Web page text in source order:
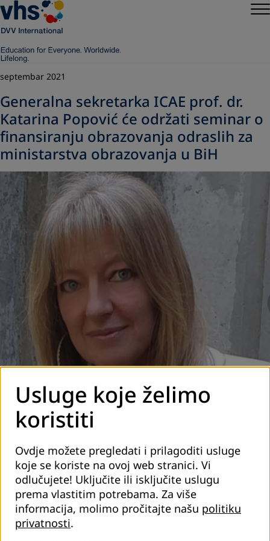
septembar 2021
Generalna sekretarka ICAE prof. dr.
Katarina Popović će održati seminar o
finansiranju obrazovanja odraslih za
ministarstva obrazovanja u BiH
Prof. dr. Katarina Popović
Veliko nam je zadovoljstvo najaviti dolazak generalne
sekretarke Međunarodnog vijeća/savjeta za obrazovanje
odraslih ICAE, prof. dr. Katarine Popović u Bosnu i
Usluge koje želimo
koristiti
Ovdje možete pregledati i prilagoditi usluge
koje se koriste na ovoj web stranici. Vi
odlučujete! Uključite ili isključite uslugu
prema vlastitim potrebama. Za više
informacija, molimo pročitajte našu politiku
privatnosti.